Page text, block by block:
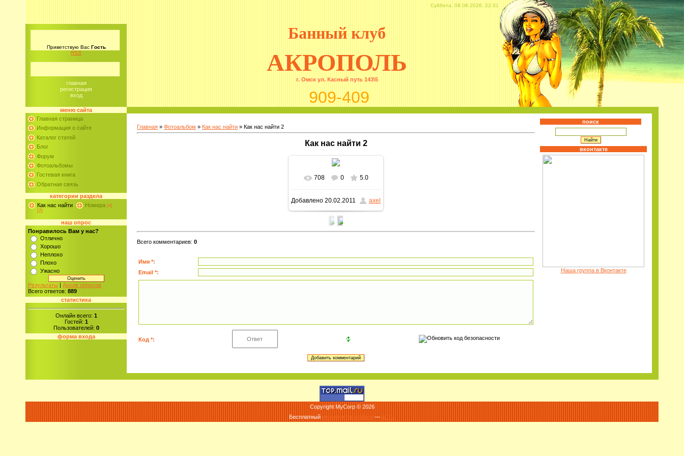
Суббота, 08.08.2026, 22:31
Приветствую Вас Гость
RSS
Банный клуб
АКРОПОЛЬ
главная
регистрация
вход
г. Омск ул. Касный путь 143\5
909-409
меню сайта
Главная страница
Информация о сайте
Каталог статей
Блог
Форум
Фотоальбомы
Гостевая книга
Обратная связь
категории раздела
Как нас найти
[2]
Номера [4]
наш опрос
Понравилось Вам у нас?
Отлично
Хорошо
Неплохо
Плохо
Ужасно
Результаты | Архив опросов
Всего ответов: 889
статистика
Онлайн всего: 1
Гостей: 1
Пользователей: 0
форма входа
Главная » Фотоальбом » Как нас найти » Как нас найти 2
Как нас найти 2
В реальном размере
604x331/ 47.3Kb
708 0 5.0
Добавлено 20.02.2011 axel
Всего комментариев: 0
Имя *:
Email *:
Код *:
поиск
вконтакте
Наша группа в Вконтакте
Copyright MyCorp © 2026
Бесплатный конструктор сайтов —